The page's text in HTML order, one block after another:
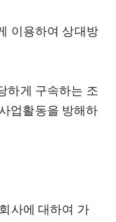
이용하여 상대방
하게 구속하는 조
업활동을 방해하
사에 대하여 가